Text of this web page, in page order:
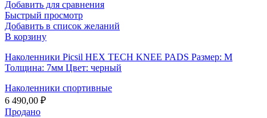
Добавить для сравнения
Быстрый просмотр
Добавить в список желаний
В корзину
Наколенники Picsil HEX TECH KNEE PADS Размер: M
Толщина: 7мм Цвет: черный
Наколенники спортивные
6 490,00 ₽
Продано